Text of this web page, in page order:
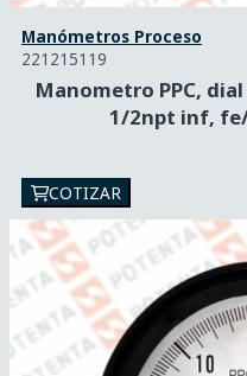
Manómetros Proceso
221215119
Manometro PPC,
1/2npt inf,
COTIZAR